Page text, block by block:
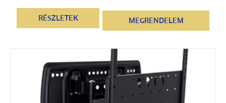
RÉSZLETEK MEGRENDELEM